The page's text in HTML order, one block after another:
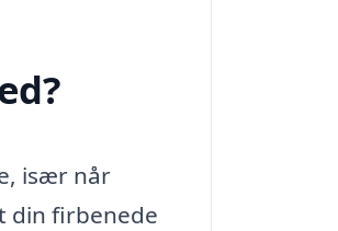
især når
din firbenede